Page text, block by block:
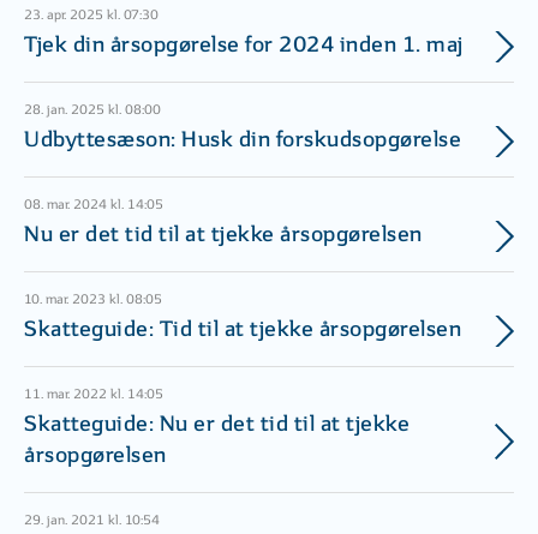
23. apr. 2025 kl. 07:30
Tjek din årsopgørelse for 2024 inden 1. maj
28. jan. 2025 kl. 08:00
Udbyttesæson: Husk din forskudsopgørelse
08. mar. 2024 kl. 14:05
Nu er det tid til at tjekke årsopgørelsen
10. mar. 2023 kl. 08:05
Skatteguide: Tid til at tjekke årsopgørelsen
11. mar. 2022 kl. 14:05
Skatteguide: Nu er det tid til at tjekke
årsopgørelsen
29. jan. 2021 kl. 10:54